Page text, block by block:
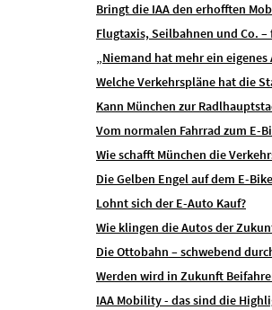
Bringt die IAA den erhofften
Flugtaxis, Seilbahnen und Co.
„Niemand hat mehr ein eigenes
Welche Verkehrspläne hat die
Kann München zur
Vom normalen Fahrrad zum E-
Wie schafft München die
Die Gelben Engel auf dem E-Bike
Lohnt sich der E-Auto Kauf?
Wie klingen die Autos der
Die Ottobahn – schwebend
Werden wird in Zukunft
IAA Mobility - das sind die